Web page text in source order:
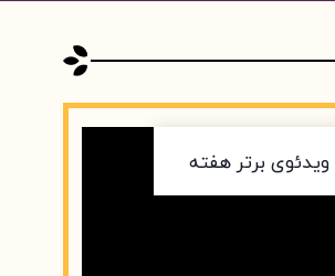
ویدئوی برتر هفته